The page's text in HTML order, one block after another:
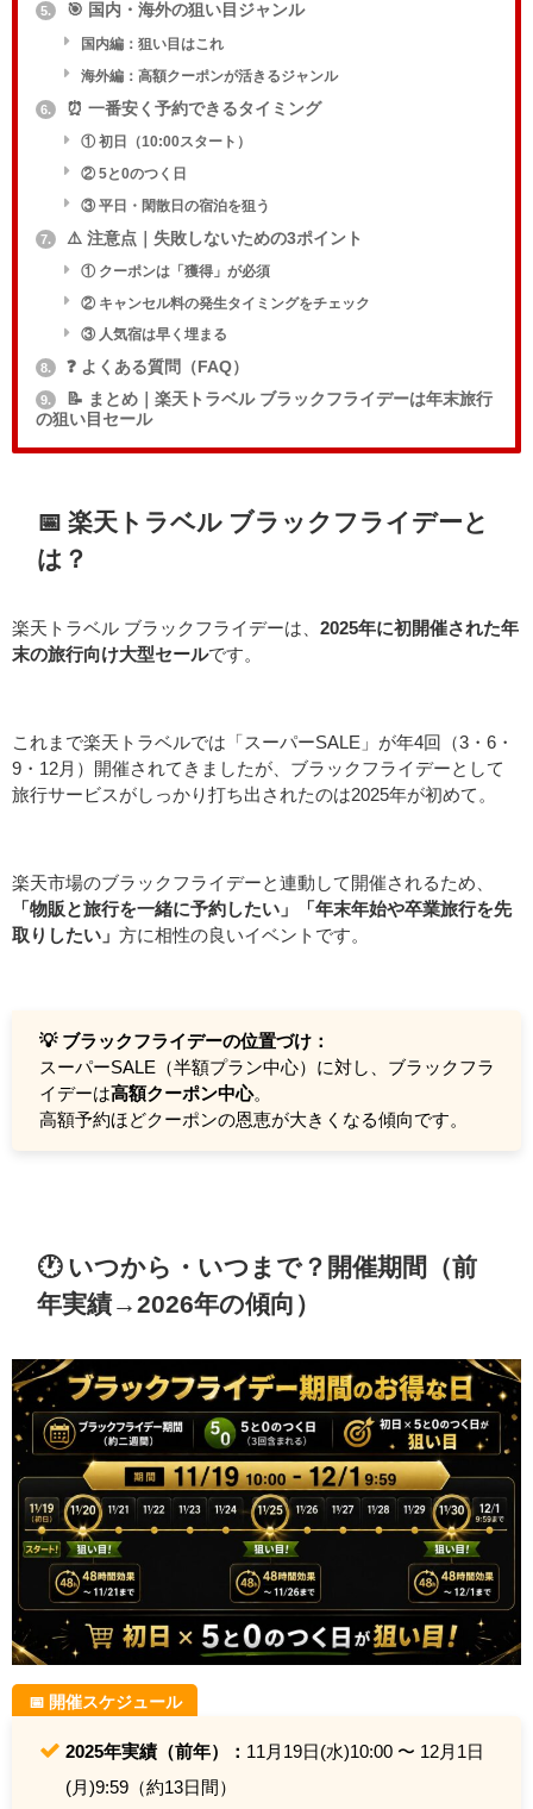
5. 🎯 国内・海外の狙い目ジャンル
国内編：狙い目はこれ
海外編：高額クーポンが活きるジャンル
6. ⏰ 一番安く予約できるタイミング
① 初日（10:00スタート）
② 5と0のつく日
③ 平日・閑散日の宿泊を狙う
7. ⚠️ 注意点｜失敗しないための3ポイント
① クーポンは「獲得」が必須
② キャンセル料の発生タイミングをチェック
③ 人気宿は早く埋まる
8. ❓ よくある質問（FAQ）
9.
📝 まとめ｜楽天トラベル ブラックフライデーは年末旅行
の狙い目セール
📅 楽天トラベル ブラックフライデーと
は？
楽天トラベル ブラックフライデーは、 2025年に初開催された年
末の旅行向け大型セールです。
これまで楽天トラベルでは「スーパーSALE」が年4回（3・6・
9・12月）開催されてきましたが、ブラックフライデーとして
旅行サービスがしっかり打ち出されたのは2025年が初めて。
楽天市場のブラックフライデーと連動して開催されるため、
「物販と旅行を一緒に予約したい」「年末年始や卒業旅行を先
取りしたい」 方に相性の良いイベントです。
💡 ブラックフライデーの位置づけ：
スーパーSALE（半額プラン中心）に対し、ブラックフラ
イデーは高額クーポン中心。
高額予約ほどクーポンの恩恵が大きくなる傾向です。
🕐 いつから・いつまで？開催期間（前
年実績→2026年の傾向）
📅 開催スケジュール
2025年実績（前年）： 11月19日(水)10:00 〜 12月1日
(月)9:59（約13日間）